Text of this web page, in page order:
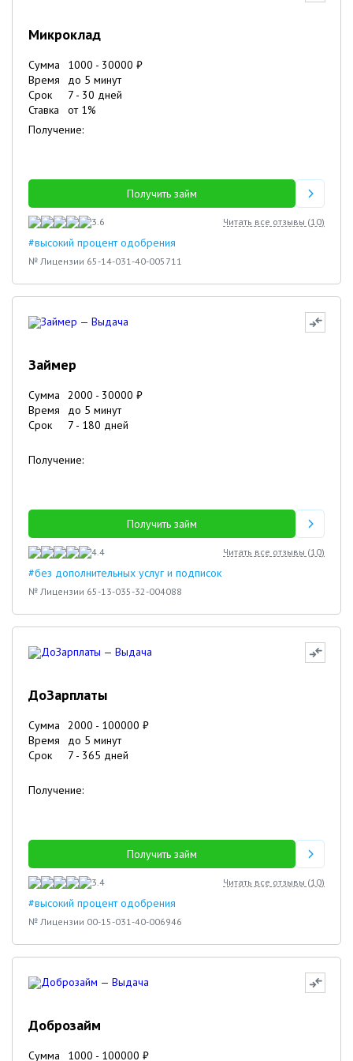
Микроклад
Сумма 1000 - 30000 ₽
Время
до 5 минут
Срок
7 - 30 дней
Ставка
от 1%
Получение:
Получить займ
3.6 Читать все отзывы (10)
#высокий процент одобрения
№ Лицензии 65-14-031-40-005711
Займер
Сумма 2000 - 30000 ₽
Время
до 5 минут
Срок
7 - 180 дней
Получение:
Получить займ
4.4 Читать все отзывы (10)
#без дополнительных услуг и подписок
№ Лицензии 65-13-035-32-004088
ДоЗарплаты
Сумма 2000 - 100000 ₽
Время
до 5 минут
Срок
7 - 365 дней
Получение:
Получить займ
3.4 Читать все отзывы (10)
#высокий процент одобрения
№ Лицензии 00-15-031-40-006946
Доброзайм
Сумма 1000 - 100000 ₽